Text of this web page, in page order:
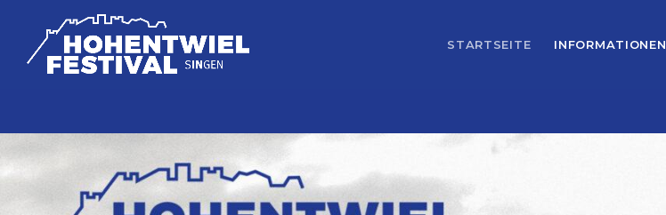
STARTSEITE INFORMATIONEN
TOP READING
Sorry, there is nothing for the moment.